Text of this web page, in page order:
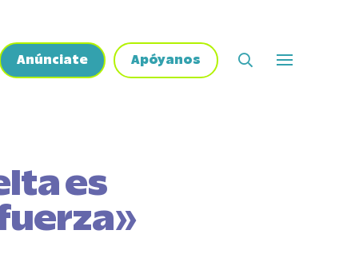
Anúnciate Apóyanos
es